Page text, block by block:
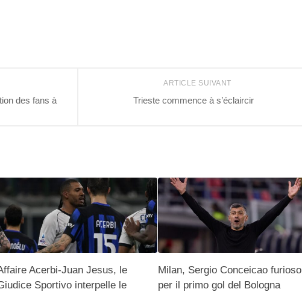
ARTICLE SUIVANT
Trieste commence à s’éclaircir
des fans à
Acerbi-Juan Jesus, le
Sportivo interpelle le
Milan, Sergio Conceicao furioso
per il primo gol del Bologna